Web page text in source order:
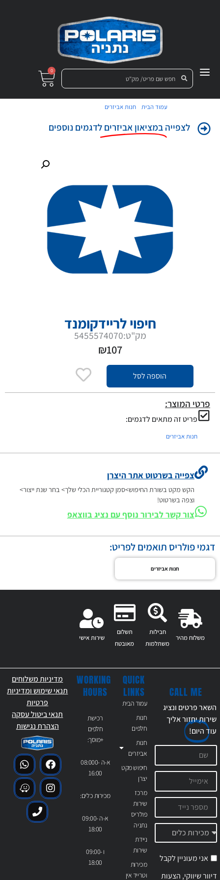
0
עמוד הבית חנות אביזרים
לצפייהבמציאון אביזרים לדגמים נוספים
חיפוי לריידקומנד
מק"ט:5455574070
₪107
הוספה לסל
פרטי המוצר:
פריט זה מתאים לדגמים:
חנות אביזרים
צפייה בשרטוט אתר היצרן
הקש מקט בשורת החיפוש>סמן קטגוריית הכלי שלך> בחר שנת ייצור>
וצפה בשרטוט!
צור קשר לבירור נוסף עם נציג בווצאפ
דגמי פולריס תואמים לפריט:
חנות אביזרים
משלוח מהיר
חבילות
משתלמות
תשלום
מאובטח
שירות אישי
QUICK
LINKS
עמוד הבית
חנות
חלפים
חנות
אביזרים
חיפוש מקט
יצרן
מרכז
שירות
פולריס
נתניה
ניידת
שירות
מכירות
וטרייד אין
WORKING
HOURS
רכישת
חלפים
+מוסך:
א-ה 08:000-
16:00
מכירות כלים:
א-ה 09:00-
18:00
ו 09:00-
18:00
CALL ME
השאר פרטים ונציג
שירות יחזור אליך
עודהיום!
אני מעוניין לקבל
דיוור שיווקי, הצעות
מדיניות משלוחים
תנאי שימוש ומדיניות
פרטיות
תנאי ביטול עסקה
הצהרת נגישות